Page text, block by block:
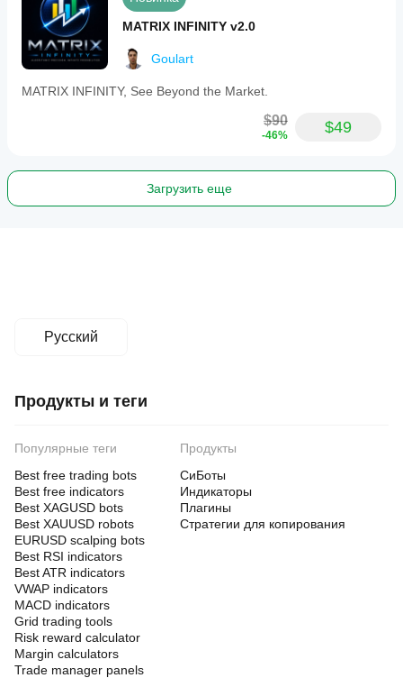
MATRIX INFINITY v2.0
Goulart
MATRIX INFINITY, See Beyond the Market.
$90
-46% $49
Загрузить еще
Русский
Продукты и теги
Популярные теги
Best free trading bots
Best free indicators
Best XAGUSD bots
Best XAUUSD robots
EURUSD scalping bots
Best RSI indicators
Best ATR indicators
VWAP indicators
MACD indicators
Grid trading tools
Risk reward calculator
Margin calculators
Trade manager panels
Продукты
СиБоты
Индикаторы
Плагины
Стратегии для копирования